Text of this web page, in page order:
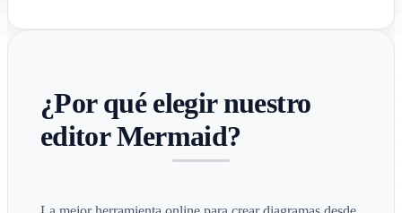
¿Por qué elegir nuestro
editor Mermaid?